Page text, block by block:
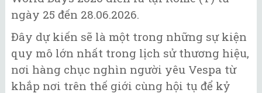
ngày 25 đến 28.06.2026.
Đây dự kiến sẽ là một trong những sự kiện
quy mô lớn nhất trong lịch sử thương hiệu,
nơi hàng chục nghìn người yêu Vespa từ
khắp nơi trên thế giới cùng hội tụ để kỷ